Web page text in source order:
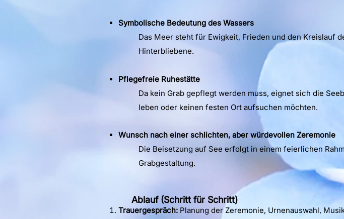
Trauergespräch: Planung der Zeremonie, Urnenauswahl,
Symbolische Bedeutung des Wassers
Das Meer steht für Ewigkeit, Frieden und den Kreislauf
Hinterbliebene.
Pflegefreie Ruhestätte
Da kein Grab gepflegt werden muss, eignet sich die
leben oder keinen festen Ort aufsuchen möchten.
Wunsch nach einer schlichten, aber würdevollen Zeremonie
Die Beisetzung auf See erfolgt in einem feierlichen
Grabgestaltung.
Ablauf (Schritt für Schritt)